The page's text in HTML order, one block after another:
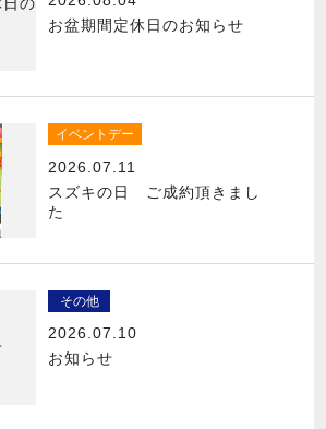
お盆期間定休日のお知らせ
イベントデー
2026.07.11
スズキの日 ご成約頂きまし
た
その他
2026.07.10
お知らせ